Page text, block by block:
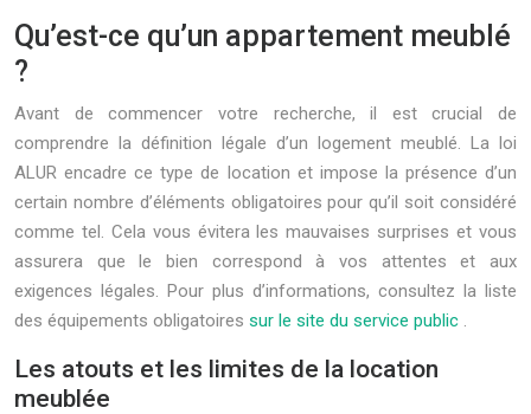
Qu’est-ce qu’un appartement meublé
?
Avant de commencer votre recherche, il est crucial de
comprendre la définition légale d’un logement meublé. La loi
ALUR encadre ce type de location et impose la présence d’un
certain nombre d’éléments obligatoires pour qu’il soit considéré
comme tel. Cela vous évitera les mauvaises surprises et vous
assurera que le bien correspond à vos attentes et aux
exigences légales. Pour plus d’informations, consultez la liste
des équipements obligatoires sur le site du service public .
Les atouts et les limites de la location
meublée